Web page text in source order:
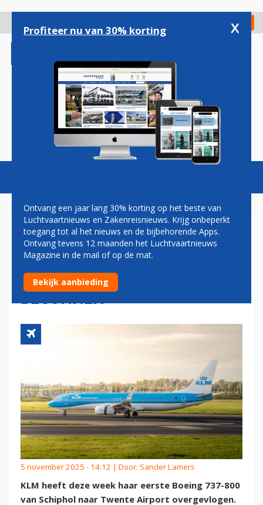
gaan
Check in
Magazine Podcasts Vacatures
KLM NEEMT AFSCHEID VAN
EERSTE BOEING 737-800:
UITFASERING OFFICIEEL
BEGONNEN
5 november 2025 - 14:12 | Door: Sander Lamers
KLM heeft deze week haar eerste Boeing 737-800
van Schiphol naar Twente Airport overgevlogen.
Profiteer nu van 30% korting x
Ontvang een jaar lang 30% korting op het beste van
Luchtvaartnieuws en Zakenreisnieuws. Krijg onbeperkt
toegang tot al het nieuws en de bijbehorende Apps.
Ontvang tevens 12 maanden het Luchtvaartnieuws
Magazine in de mail of op de mat.
Bekijk aanbieding